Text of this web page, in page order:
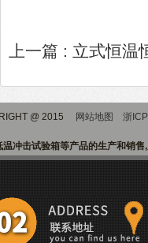
上一篇 : 立式恒温
@ 2015 网站地图 浙
冲击试验箱等产品的生产和销